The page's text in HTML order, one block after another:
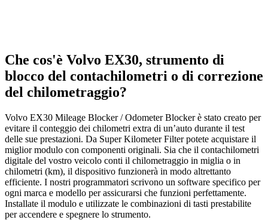
Che cos'è Volvo EX30, strumento di
blocco del contachilometri o di correzione
del chilometraggio?
Volvo EX30 Mileage Blocker / Odometer Blocker è stato creato per
evitare il conteggio dei chilometri extra di un’auto durante il test
delle sue prestazioni. Da Super Kilometer Filter potete acquistare il
miglior modulo con componenti originali. Sia che il contachilometri
digitale del vostro veicolo conti il chilometraggio in miglia o in
chilometri (km), il dispositivo funzionerà in modo altrettanto
efficiente. I nostri programmatori scrivono un software specifico per
ogni marca e modello per assicurarsi che funzioni perfettamente.
Installate il modulo e utilizzate le combinazioni di tasti prestabilite
per accendere e spegnere lo strumento.